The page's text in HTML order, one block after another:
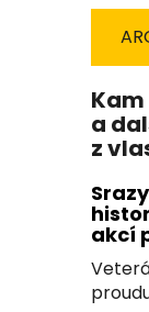
a
z
akcí